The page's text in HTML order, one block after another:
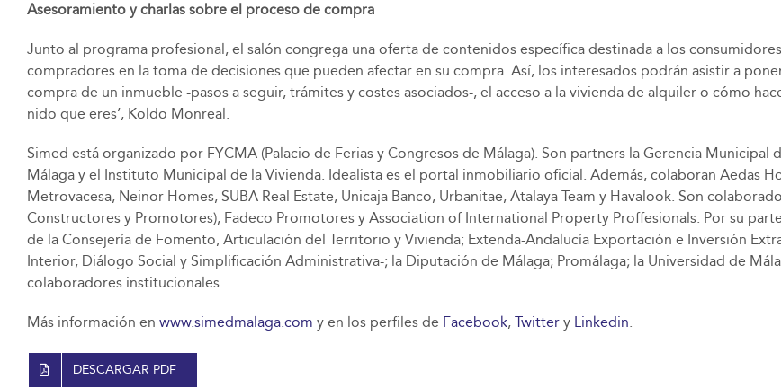
Asesoramiento y charlas sobre el proceso de compra
Junto al programa profesional, el salón congrega una oferta de contenidos específica destinada a los
compradores en la toma de decisiones que pueden afectar en su compra. Así, los interesados podrán asistir a
compra de un inmueble -pasos a seguir, trámites y costes asociados-, el acceso a la vivienda de alquiler o cómo
nido que eres’, Koldo Monreal.
Simed está organizado por FYCMA (Palacio de Ferias y Congresos de Málaga). Son partners la Gerencia
Málaga y el Instituto Municipal de la Vivienda. Idealista es el portal inmobiliario oficial. Además, colaboran Aedas
Metrovacesa, Neinor Homes, SUBA Real Estate, Unicaja Banco, Urbanitae, Atalaya Team y Havalook. Son
Constructores y Promotores), Fadeco Promotores y Association of International Property Proffesionals. Por su
de la Consejería de Fomento, Articulación del Territorio y Vivienda; Extenda-Andalucía Exportación e Inversión
Interior, Diálogo Social y Simplificación Administrativa-; la Diputación de Málaga; Promálaga; la Universidad de
colaboradores institucionales.
Más información en www.simedmalaga.com y en los perfiles de Facebook, Twittery Linkedin.
DESCARGAR PDF